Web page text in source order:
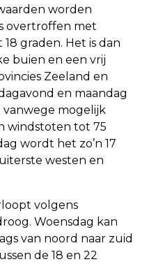
worden
overtroffen met
graden. Het is dan
buien en een vrij
Zeeland en
en maandag
vanwege mogelijk
windstoten tot 75
wordt het zo’n 17
westen en
volgens
Woensdag kan
van noord naar zuid
de 18 en 22